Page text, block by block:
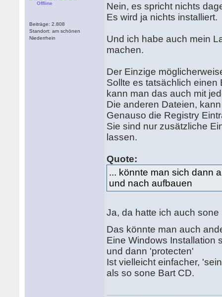
Offline
Beiträge: 2.808
Standort: am schönen
Niederrhein
Nein, es spricht nichts
Es wird ja nichts installiert.
Und ich habe auch mein
machen.
Der Einzige
Sollte es tatsächlich
kann man das auch mit
Die anderen Dateien,
Genauso die Registry
Sie sind nur zusätzliche
lassen.
Quote:
... könnte man sich dann
und nach aufbauen
Ja, da hatte ich auch
Das könnte man auch
Eine Windows Installation
und dann 'protecten'
Ist vielleicht einfacher,
als so sone Bart CD.